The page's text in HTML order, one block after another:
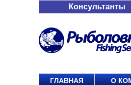
Консультанты
ГЛАВНАЯ О